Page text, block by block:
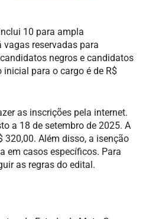
10 para ampla
reservadas para
negros e candidatos
para o cargo é de R$
as inscrições pela internet.
a 18 de setembro de 2025. A
320,00. Além disso, a isenção
em casos específicos. Para
as regras do edital.